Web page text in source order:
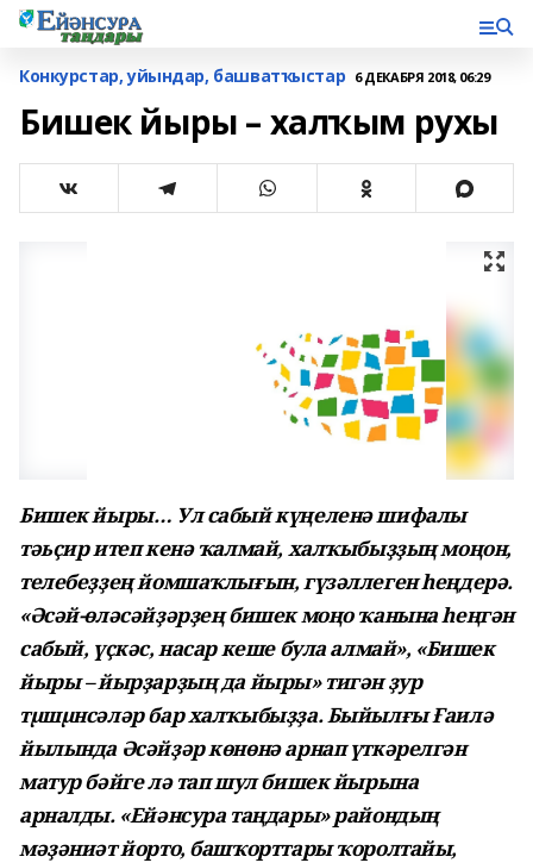
Конкурстар, уйындар, башватҡыстар 6 ДЕКАБРЯ 2018, 06:29
Бишек йыры – халҡым рухы
Бишек йыры… Ул сабый күңеленә шифалы
тәьҫир итеп кенә ҡалмай, халҡыбыҙҙың моңон,
телебеҙҙең йомшаҡ­лығын, гүзәллеген һеңдерә.
«Әсәй-өләсәйҙәрҙең бишек моңо ҡанына һеңгән
сабый, үҫкәс, насар кеше була алмай», «Бишек
йыры – йырҙарҙың да йыры» тигән ҙур
тµшµнсәләр бар халҡыбыҙҙа. Быйылғы Ғаилә
йылында Әсәйҙәр көнөнә арнап үткәрелгән
матур бәйге лә тап шул бишек йырына
арналды. «Ейәнсура таңдары» райондың
мәҙәниәт йорто, башҡорттары ҡоролтайы,